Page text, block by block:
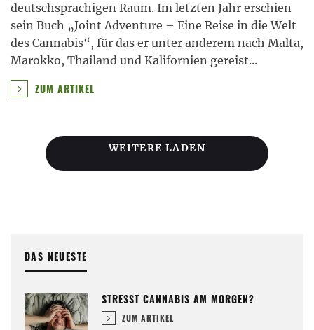
deutschsprachigen Raum. Im letzten Jahr erschien
sein Buch „Joint Adventure – Eine Reise in die Welt
des Cannabis“, für das er unter anderem nach Malta,
Marokko, Thailand und Kalifornien gereist...
ZUM ARTIKEL
WEITERE LADEN
DAS NEUESTE
STRESST CANNABIS AM MORGEN?
ZUM ARTIKEL